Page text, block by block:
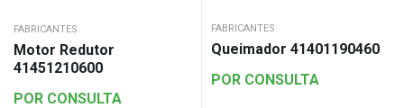
FABRICANTES
Motor Redutor
41451210600
POR CONSULTA
FABRICANTES
Queimador 41401190460
POR CONSULTA